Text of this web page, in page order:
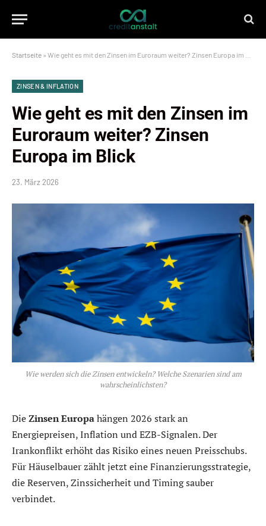
Startseite » Wie geht es mit den Zinsen im Euroraum weiter? Zinsen Europa im Blick
ZINSEN & INFLATION
Wie geht es mit den Zinsen im
Euroraum weiter? Zinsen
Europa im Blick
23. März 2026
Wie werden sich die Zinsen entwickeln? Welche Szenarien sind am
wahrscheinlichsten?
DieZinsen Europahängen 2026 stark an
Energiepreisen, Inflation und EZB-Signalen. Der
Irankonflikt erhöht das Risiko eines neuen Preisschubs.
Für Häuselbauer zählt jetzt eine Finanzierungsstrategie,
die Reserven, Zinssicherheit und Timing sauber
verbindet.